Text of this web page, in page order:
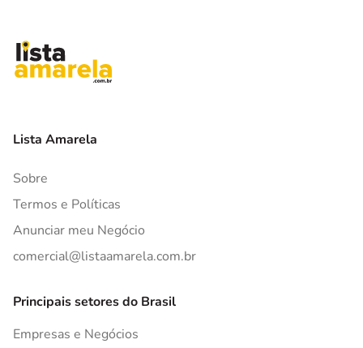
Lista Amarela
Sobre
Termos e Políticas
Anunciar meu Negócio
comercial@listaamarela.com.br
Principais setores do Brasil
Empresas e Negócios